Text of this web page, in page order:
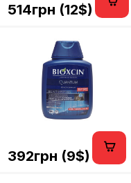
514грн (12$)
392грн (9$)